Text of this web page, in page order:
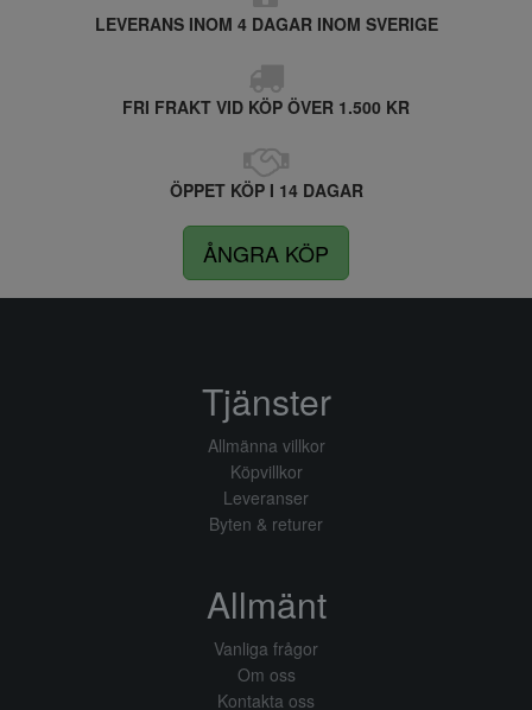
LEVERANS INOM 4 DAGAR INOM SVERIGE
FRI FRAKT VID KÖP ÖVER 1.500 KR
ÖPPET KÖP I 14 DAGAR
ÅNGRA KÖP
Tjänster
Allmänna villkor
Köpvillkor
Leveranser
Byten & returer
Allmänt
Vanliga frågor
Om oss
Kontakta oss